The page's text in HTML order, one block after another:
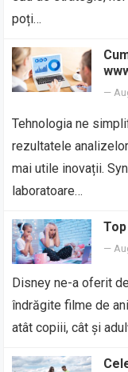
poți…
—
Tehnologia ne
rezultatele
mai utile inovații.
laboratoare…
—
Disney ne-a oferit
îndrăgite filme de
atât copiii, cât și